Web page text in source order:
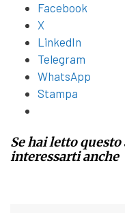
Facebook
X
LinkedIn
Telegram
WhatsApp
Stampa
Se hai letto
interessarti anche